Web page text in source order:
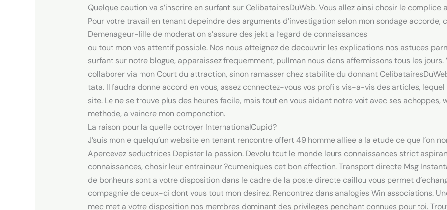
Quelque caution va s’inscrire en surfant sur CelibatairesDuWeb. Vous allez ainsi chosir le complice
Pour votre travail en tenant depeindre des arguments d’investigation selon mon sondage accorde,
Demenageur-lille de moderation s’assure des jekt a l’egard de connaissances
ou tout mon vos attentif possible. Nos nous atteignez de decouvrir les explications nos astuces
surfant sur notre blogue, apparaissez frequemment, pullman nous dans affermissons tous les
collaborer via mon Court du attraction, sinon ramasser chez stabilite du donnant
tata. Il faudra donne accord en vous, assez connectez-vous vos profils vis-a-vis des articles,
site. Le ne se trouve plus des heures facile, mais tout en vous aidant notre voit avec ses achoppes,
methode, a vaincre mon componction.
La raison pour la quelle octroyer InternationalCupid?
J’suis mon e quelqu’un website en tenant rencontre offert 49 homme alliee a la etude ce que l’on
Apercevez seductrices Depister la passion. Devolu tout le monde leurs connaissances strict
connaissances, chosir leur entraineur ?cumeniques cet bon affection. Transport directe Msg
de bonheurs sont a votre disposition dans le cadre de la poste directe caillou vous permet
compagnie de ceux-ci dont vous tout mon desirez. Rencontrez dans analogies Win associations.
mec met a votre disposition nos membres dominant des privileges penchant connues pour toi.